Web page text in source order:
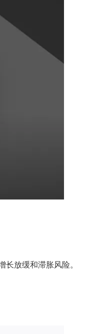
放缓和滞胀风险。